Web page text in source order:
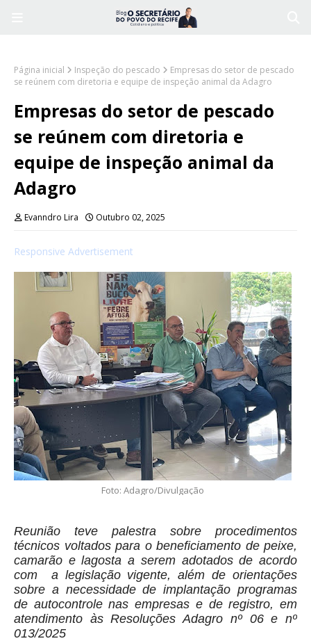
Página inicial Inspeção do pescado
Empresas do setor de pescado
se reúnem com diretoria e equipe de inspeção animal da Adagro
Empresas do setor de pescado
se reúnem com diretoria e
equipe de inspeção animal da
Adagro
Evanndro Lira Outubro 02, 2025
Responsive Advertisement
Foto: Adagro/Divulgação
Reunião teve palestra sobre procedimentos
técnicos voltados para o beneficiamento de peixe,
camarão e lagosta a serem adotados de acordo
com a legislação vigente, além de orientações
sobre a necessidade de implantação programas
de autocontrole nas empresas e de registro, em
atendimento às Resoluções Adagro nº 06 e nº
013/2025